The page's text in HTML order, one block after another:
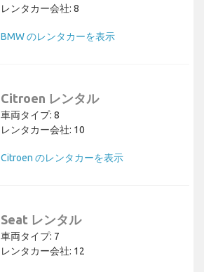
レンタカー会社: 8
BMW のレンタカーを表示
Citroen レンタル
車両タイプ: 8
レンタカー会社: 10
Citroen のレンタカーを表示
Seat レンタル
車両タイプ: 7
レンタカー会社: 12